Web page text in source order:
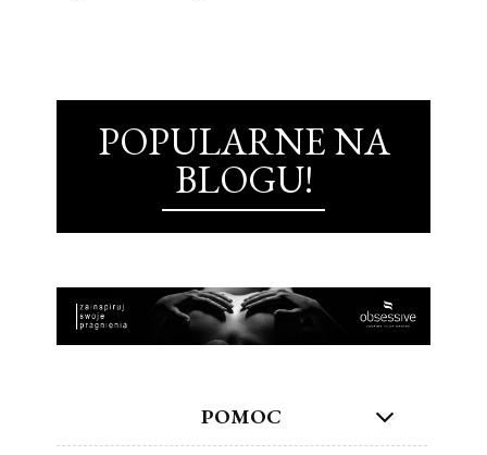
POPULARNE NA
BLOGU!
POMOC